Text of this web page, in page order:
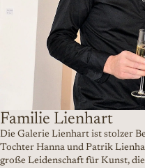
Familie Lienhart
Die Galerie Lienhart ist stolzer
Tochter Hanna und Patrik
große Leidenschaft für Kunst,